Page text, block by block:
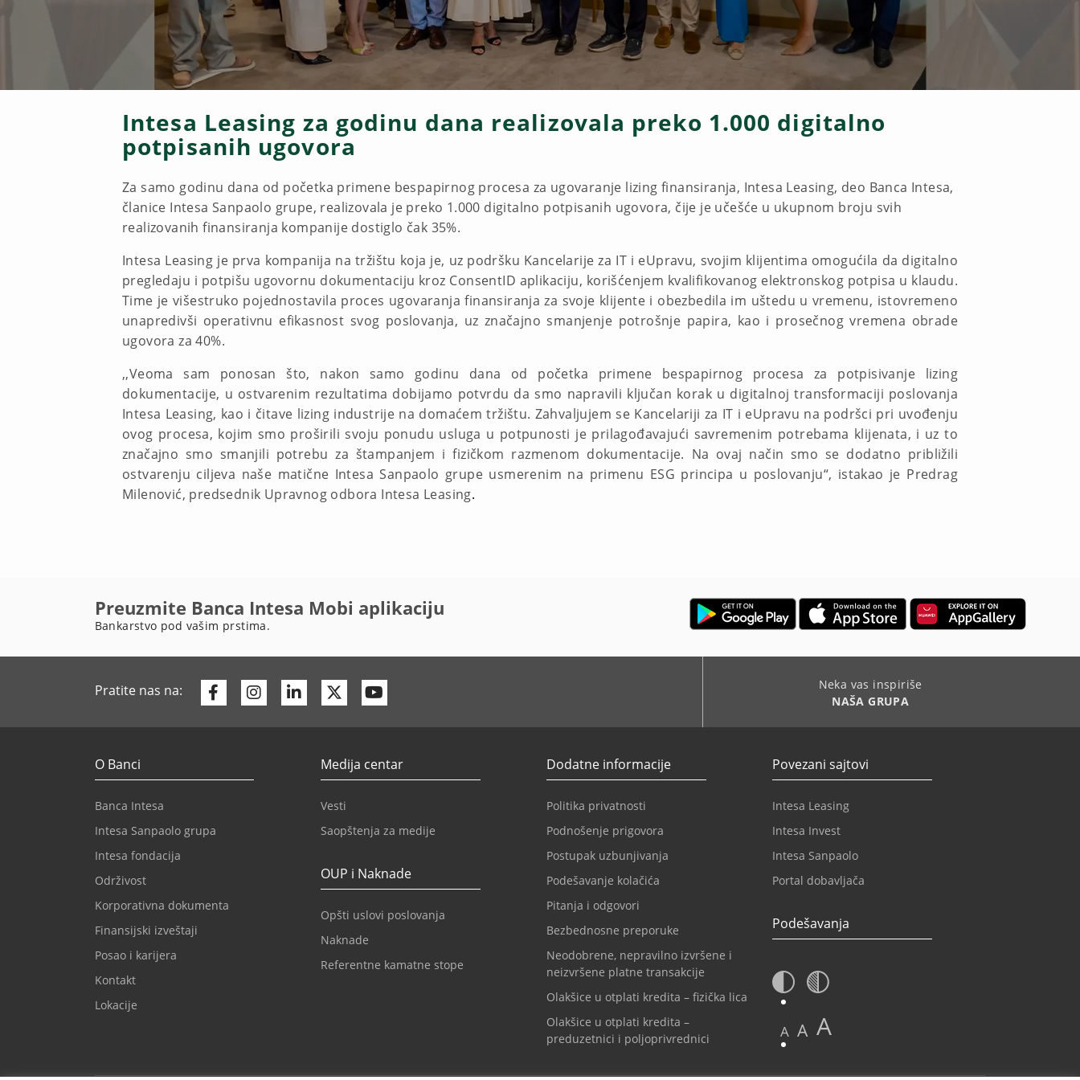
Intesa Leasing za godinu dana realizovala preko 1.000 digitalno
potpisanih ugovora
Za samo godinu dana od početka primene bespapirnog procesa za ugovaranje lizing finansiranja, Intesa Leasing, deo Banca Intesa,
članice Intesa Sanpaolo grupe, realizovala je preko 1.000 digitalno potpisanih ugovora, čije je učešće u ukupnom broju svih
realizovanih finansiranja kompanije dostiglo čak 35%.
Intesa Leasing je prva kompanija na tržištu koja je, uz podršku Kancelarije za IT i eUpravu, svojim klijentima omogućila da digitalno
pregledaju i potpišu ugovornu dokumentaciju kroz ConsentID aplikaciju, korišćenjem kvalifikovanog elektronskog potpisa u klaudu.
Time je višestruko pojednostavila proces ugovaranja finansiranja za svoje klijente i obezbedila im uštedu u vremenu, istovremeno
unapredivši operativnu efikasnost svog poslovanja, uz značajno smanjenje potrošnje papira, kao i prosečnog vremena obrade
ugovora za 40%.
,,Veoma sam ponosan što, nakon samo godinu dana od početka primene bespapirnog procesa za potpisivanje lizing
dokumentacije, u ostvarenim rezultatima dobijamo potvrdu da smo napravili ključan korak u digitalnoj transformaciji poslovanja
Intesa Leasing, kao i čitave lizing industrije na domaćem tržištu. Zahvaljujem se Kancelariji za IT i eUpravu na podršci pri uvođenju
ovog procesa, kojim smo proširili svoju ponudu usluga u potpunosti je prilagođavajući savremenim potrebama klijenata, i uz to
značajno smo smanjili potrebu za štampanjem i fizičkom razmenom dokumentacije. Na ovaj način smo se dodatno približili
ostvarenju ciljeva naše matične Intesa Sanpaolo grupe usmerenim na primenu ESG principa u poslovanju“, istakao je Predrag
Milenović, predsednik Upravnog odbora Intesa Leasing.
Preuzmite Banca Intesa Mobi aplikaciju
Bankarstvo pod vašim prstima.
Pratite nas na: FacebookInstagram
LinkedinTwitter
Neka vas inspiriše
NAŠA GRUPA
O Banci
Banca Intesa
Intesa Sanpaolo grupa
Intesa fondacija
Održivost
Korporativna dokumenta
Finansijski izveštaji
Posao i karijera
Kontakt
Lokacije
Medija centar
Vesti
Saopštenja za medije
OUP i Naknade
Opšti uslovi poslovanja
Naknade
Referentne kamatne stope
Dodatne informacije
Politika privatnosti
Podnošenje prigovora
Postupak uzbunjivanja
Podešavanje kolačića
Pitanja i odgovori
Bezbednosne preporuke
Neodobrene, nepravilno izvršene i
neizvršene platne transakcije
Olakšice u otplati kredita – fizička lica
Olakšice u otplati kredita –
preduzetnici i poljoprivrednici
Povezani sajtovi
Intesa Leasing
Intesa Invest
Intesa Sanpaolo
Portal dobavljača
Podešavanja
A A A